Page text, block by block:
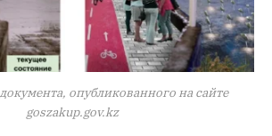
опубликованного на сайте
goszakup.gov.kz